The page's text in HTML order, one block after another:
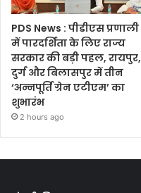
PDS News : पीडीएस प्रणाली
में पारदर्शिता के लिए राज्य
सरकार की बड़ी पहल, रायपुर,
दुर्ग और बिलासपुर में तीन
‘अन्नपूर्ति ग्रेन एटीएम’ का
शुभारंभ
2 hours ago